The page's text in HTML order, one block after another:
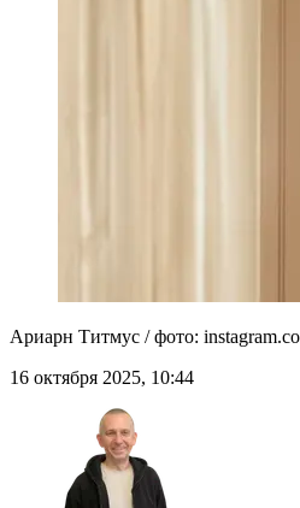
Ариарн Титмус / фото:
16 октября 2025, 10:44